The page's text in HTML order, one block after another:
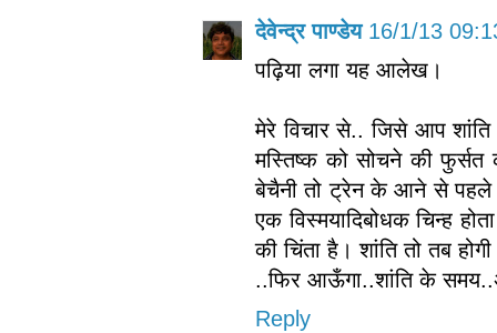
देवेन्द्र पाण्डेय 16/1/13
पढ़िया लगा यह आलेख।
मेरे विचार से.. जिसे आप
मस्तिष्क को सोचने की
बेचैनी तो ट्रेन के आने से पहले
एक विस्मयादिबोधक चिन्ह
की चिंता है। शांति तो तब
..फिर आऊँगा..शांति के
Reply